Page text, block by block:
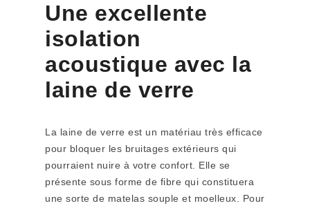
Une excellente
isolation
acoustique avec la
laine de verre
La laine de verre est un matériau très efficace
pour bloquer les bruitages extérieurs qui
pourraient nuire à votre confort. Elle se
présente sous forme de fibre qui constituera
une sorte de matelas souple et moelleux. Pour